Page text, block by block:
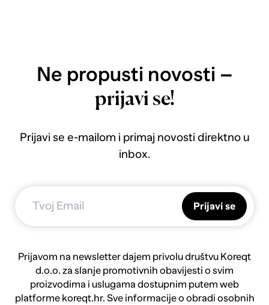
Ne propusti novosti –
prijavi se!
Prijavi se e-mailom i primaj novosti direktno u
inbox.
Prijavi se
Prijavom na newsletter dajem privolu društvu Koreqt
d.o.o. za slanje promotivnih obavijesti o svim
proizvodima i uslugama dostupnim putem web
platforme koreqt.hr. Sve informacije o obradi osobnih